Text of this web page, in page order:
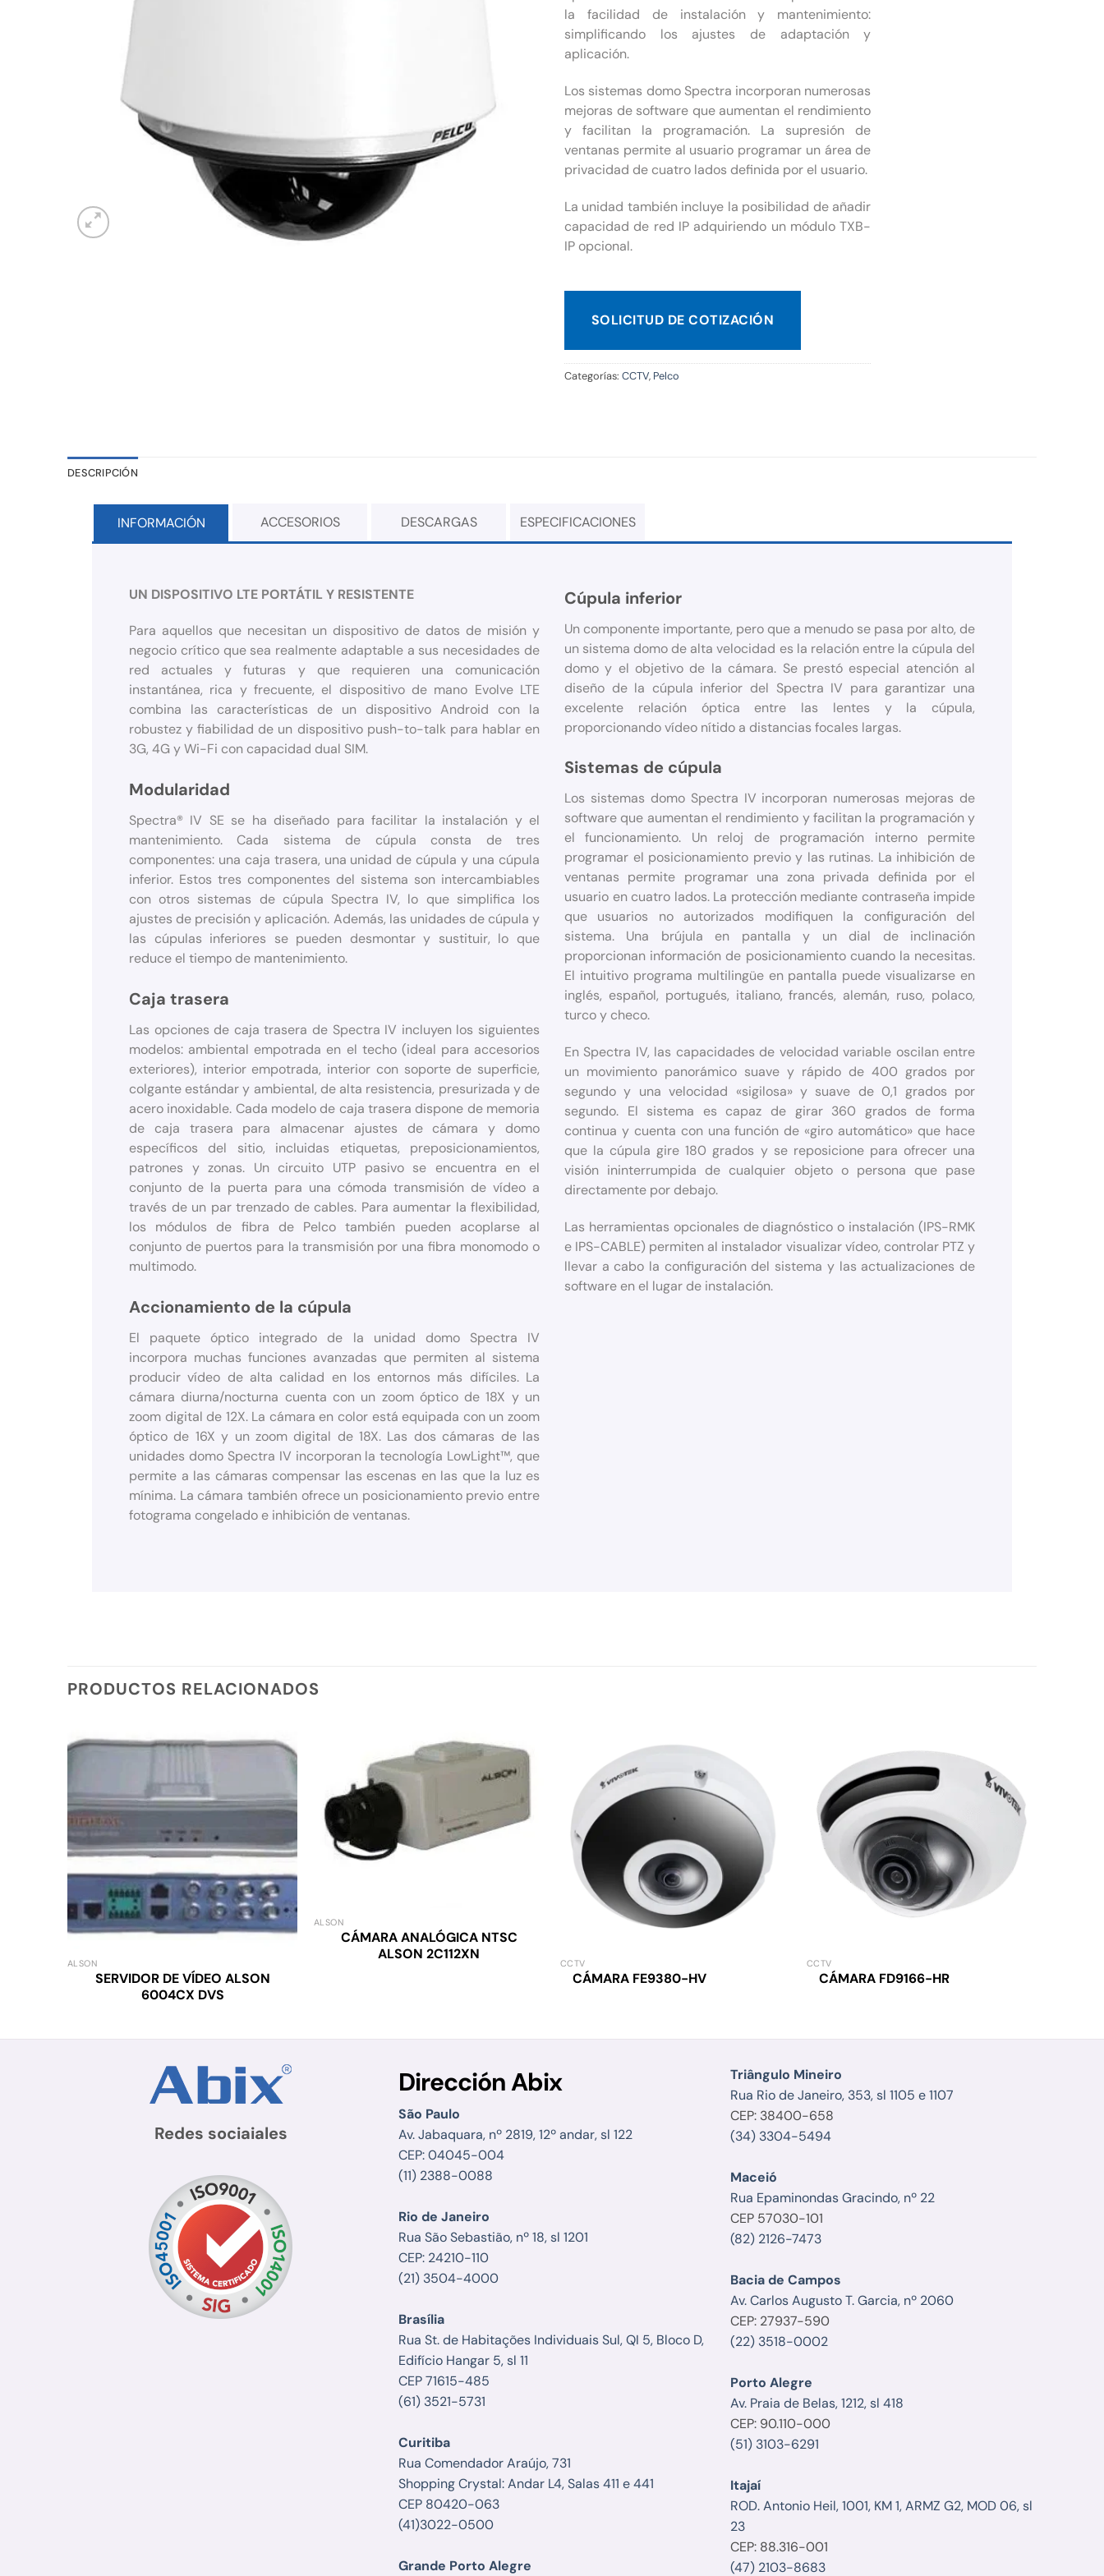
la facilidad de instalación y mantenimiento:
simplificando los ajustes de adaptación y
aplicación.
Los sistemas domo Spectra incorporan numerosas
mejoras de software que aumentan el rendimiento
y facilitan la programación. La supresión de
ventanas permite al usuario programar un área de
privacidad de cuatro lados definida por el usuario.
La unidad también incluye la posibilidad de añadir
capacidad de red IP adquiriendo un módulo TXB-
IP opcional.
SOLICITUD DE COTIZACIÓN
Categorías: CCTV, Pelco
DESCRIPCIÓN
INFORMACIÓN ACCESORIOS DESCARGAS ESPECIFICACIONES
UN DISPOSITIVO LTE PORTÁTIL Y RESISTENTE
Para aquellos que necesitan un dispositivo de datos de misión y
negocio crítico que sea realmente adaptable a sus necesidades de
red actuales y futuras y que requieren una comunicación
instantánea, rica y frecuente, el dispositivo de mano Evolve LTE
combina las características de un dispositivo Android con la
robustez y fiabilidad de un dispositivo push-to-talk para hablar en
3G, 4G y Wi-Fi con capacidad dual SIM.
Modularidad
Spectra® IV SE se ha diseñado para facilitar la instalación y el
mantenimiento. Cada sistema de cúpula consta de tres
componentes: una caja trasera, una unidad de cúpula y una cúpula
inferior. Estos tres componentes del sistema son intercambiables
con otros sistemas de cúpula Spectra IV, lo que simplifica los
ajustes de precisión y aplicación. Además, las unidades de cúpula y
las cúpulas inferiores se pueden desmontar y sustituir, lo que
reduce el tiempo de mantenimiento.
Caja trasera
Las opciones de caja trasera de Spectra IV incluyen los siguientes
modelos: ambiental empotrada en el techo (ideal para accesorios
exteriores), interior empotrada, interior con soporte de superficie,
colgante estándar y ambiental, de alta resistencia, presurizada y de
acero inoxidable. Cada modelo de caja trasera dispone de memoria
de caja trasera para almacenar ajustes de cámara y domo
específicos del sitio, incluidas etiquetas, preposicionamientos,
patrones y zonas. Un circuito UTP pasivo se encuentra en el
conjunto de la puerta para una cómoda transmisión de vídeo a
través de un par trenzado de cables. Para aumentar la flexibilidad,
los módulos de fibra de Pelco también pueden acoplarse al
conjunto de puertos para la transmisión por una fibra monomodo o
multimodo.
Accionamiento de la cúpula
El paquete óptico integrado de la unidad domo Spectra IV
incorpora muchas funciones avanzadas que permiten al sistema
producir vídeo de alta calidad en los entornos más difíciles. La
cámara diurna/nocturna cuenta con un zoom óptico de 18X y un
zoom digital de 12X. La cámara en color está equipada con un zoom
óptico de 16X y un zoom digital de 18X. Las dos cámaras de las
unidades domo Spectra IV incorporan la tecnología LowLight™, que
permite a las cámaras compensar las escenas en las que la luz es
mínima. La cámara también ofrece un posicionamiento previo entre
fotograma congelado e inhibición de ventanas.
Cúpula inferior
Un componente importante, pero que a menudo se pasa por alto, de
un sistema domo de alta velocidad es la relación entre la cúpula del
domo y el objetivo de la cámara. Se prestó especial atención al
diseño de la cúpula inferior del Spectra IV para garantizar una
excelente relación óptica entre las lentes y la cúpula,
proporcionando vídeo nítido a distancias focales largas.
Sistemas de cúpula
Los sistemas domo Spectra IV incorporan numerosas mejoras de
software que aumentan el rendimiento y facilitan la programación y
el funcionamiento. Un reloj de programación interno permite
programar el posicionamiento previo y las rutinas. La inhibición de
ventanas permite programar una zona privada definida por el
usuario en cuatro lados. La protección mediante contraseña impide
que usuarios no autorizados modifiquen la configuración del
sistema. Una brújula en pantalla y un dial de inclinación
proporcionan información de posicionamiento cuando la necesitas.
El intuitivo programa multilingüe en pantalla puede visualizarse en
inglés, español, portugués, italiano, francés, alemán, ruso, polaco,
turco y checo.
En Spectra IV, las capacidades de velocidad variable oscilan entre
un movimiento panorámico suave y rápido de 400 grados por
segundo y una velocidad «sigilosa» y suave de 0,1 grados por
segundo. El sistema es capaz de girar 360 grados de forma
continua y cuenta con una función de «giro automático» que hace
que la cúpula gire 180 grados y se reposicione para ofrecer una
visión ininterrumpida de cualquier objeto o persona que pase
directamente por debajo.
Las herramientas opcionales de diagnóstico o instalación (IPS-RMK
e IPS-CABLE) permiten al instalador visualizar vídeo, controlar PTZ y
llevar a cabo la configuración del sistema y las actualizaciones de
software en el lugar de instalación.
PRODUCTOS RELACIONADOS
ALSON
SERVIDOR DE VÍDEO ALSON
6004CX DVS
ALSON
CÁMARA ANALÓGICA NTSC
ALSON 2C112XN
CCTV
CÁMARA FE9380-HV
CCTV
CÁMARA FD9166-HR
Redes sociaiales
Dirección Abix
São Paulo
Av. Jabaquara, nº 2819, 12º andar, sl 122
CEP: 04045-004
(11) 2388-0088
Rio de Janeiro
Rua São Sebastião, nº 18, sl 1201
CEP: 24210-110
(21) 3504-4000
Brasília
Rua St. de Habitações Individuais Sul, QI 5, Bloco D,
Edifício Hangar 5, sl 11
CEP 71615-485
(61) 3521-5731
Curitiba
Rua Comendador Araújo, 731
Shopping Crystal: Andar L4, Salas 411 e 441
CEP 80420-063
(41)3022-0500
Grande Porto Alegre
Triângulo Mineiro
Rua Rio de Janeiro, 353, sl 1105 e 1107
CEP: 38400-658
(34) 3304-5494
Maceió
Rua Epaminondas Gracindo, nº 22
CEP 57030-101
(82) 2126-7473
Bacia de Campos
Av. Carlos Augusto T. Garcia, nº 2060
CEP: 27937-590
(22) 3518-0002
Porto Alegre
Av. Praia de Belas, 1212, sl 418
CEP: 90.110-000
(51) 3103-6291
Itajaí
ROD. Antonio Heil, 1001, KM 1, ARMZ G2, MOD 06, sl
23
CEP: 88.316-001
(47) 2103-8683